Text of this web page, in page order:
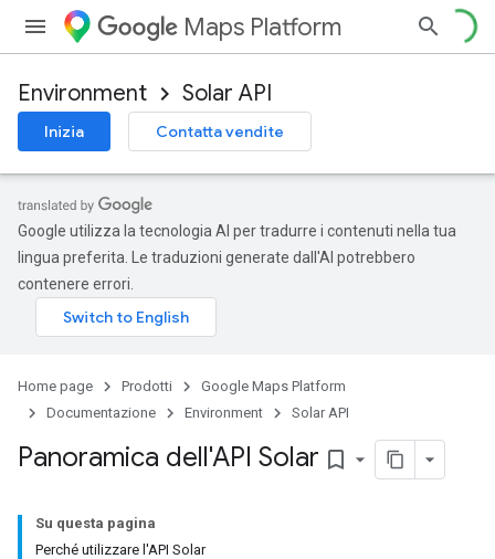
Maps Platform
Environment Solar API
Inizia Contatta vendite
Google utilizza la tecnologia AI per tradurre i contenuti nella tua
lingua preferita. Le traduzioni generate dall'AI potrebbero
contenere errori.
Home page Prodotti
Google Maps Platform
Documentazione
Environment Solar API
Panoramica dell'API Solar bookmark_border
Su questa pagina
Perché utilizzare l'API Solar